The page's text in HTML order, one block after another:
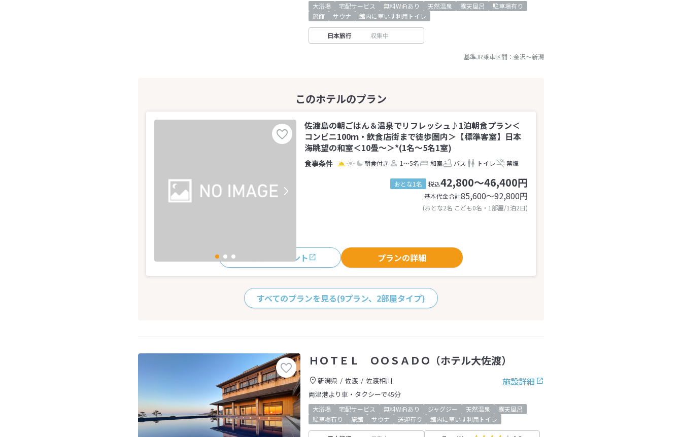
大浴場 宅配サービス 無料WiFiあり 天然温泉 露天風呂
駐車場有り
旅館
サウナ 館内に車いす利用トイレ
日本旅行 収集中
基準JR乗車区間： 金沢～新潟
佐渡島の朝ごはん＆温泉でリフレッシュ♪1泊朝食プラン＜
コンビニ100ｍ・飲食店街まで徒歩圏内＞【標準客室】日本
海眺望の和室＜10畳～＞*(1名～5名1室)
朝食付き 1～5名 和室 バス トイレ 禁煙
おとな1名 税込42,800～46,400円
基本代金合計85,600〜92,800円
(おとな2名 こども0名・1部屋/1泊2日)
おすすめポイント プランの詳細
すべてのプランを見る(9プラン、2部屋タイプ)
ＨＯＴＥＬ ＯＯＳＡＤＯ（ホテル大佐渡）
施設詳細
新潟県 佐渡
佐渡相川
両津港より車・タクシーで45分
大浴場 宅配サービス 無料WiFiあり ジャグジー 天然温泉
露天風呂
駐車場有り
旅館 サウナ 送迎有り 館内に車いす利用トイレ